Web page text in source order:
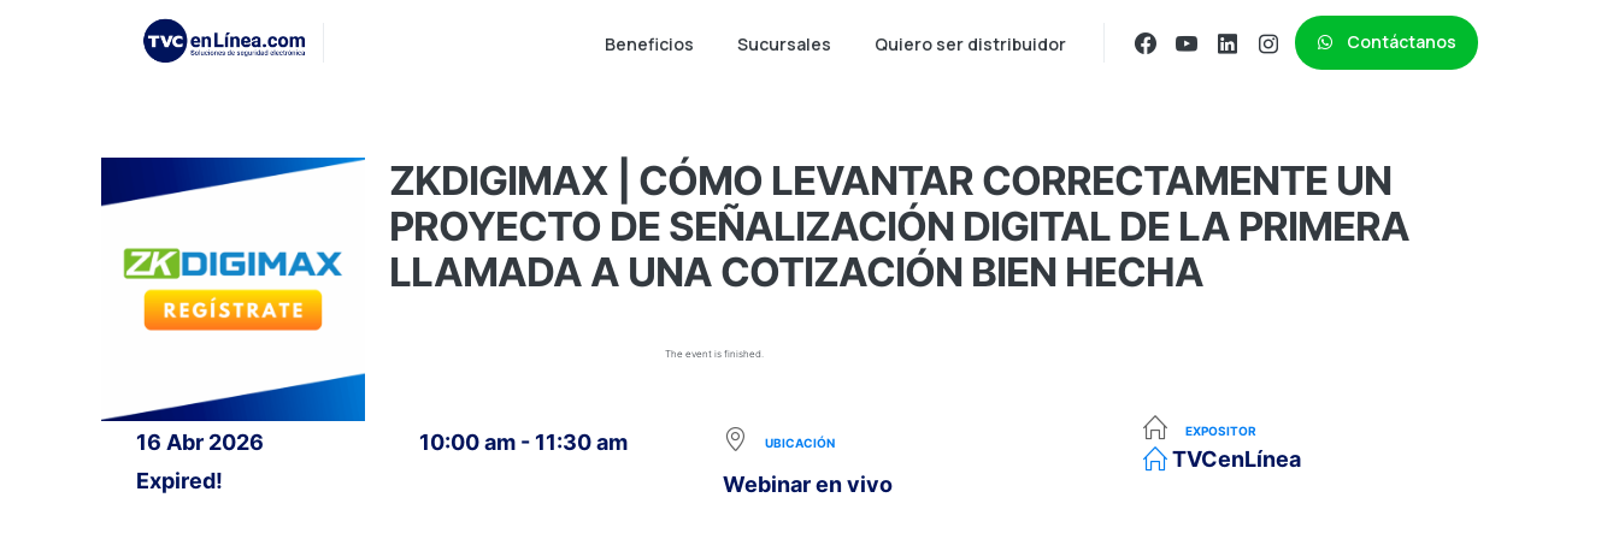
Beneficios Sucursales Quiero ser distribuidor Contáctanos
ZKDIGIMAX | CÓMO LEVANTAR CORRECTAMENTE UN
PROYECTO DE SEÑALIZACIÓN DIGITAL DE LA PRIMERA
LLAMADA A UNA COTIZACIÓN BIEN HECHA
The event is finished.
16 Abr 2026
Expired!
10:00 am - 11:30 am UBICACIÓN
Webinar en vivo
EXPOSITOR
TVCenLínea